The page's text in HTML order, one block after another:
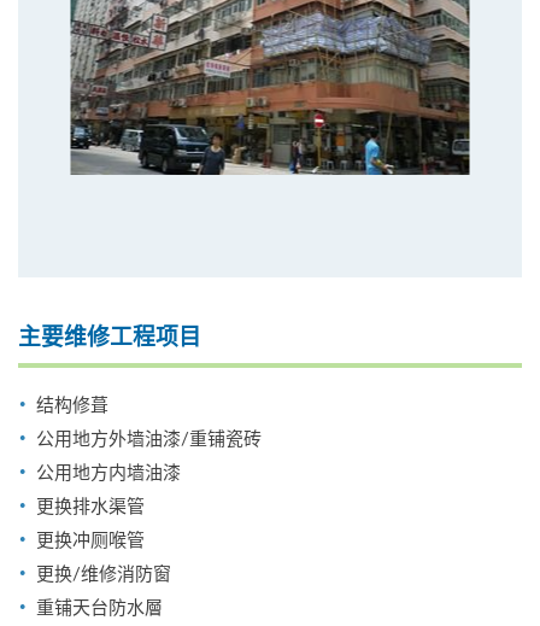
主要维修工程项目
结构修葺
公用地方外墙油漆/重铺瓷砖
公用地方内墙油漆
更换排水渠管
更换冲厕喉管
更换/维修消防窗
重铺天台防水層